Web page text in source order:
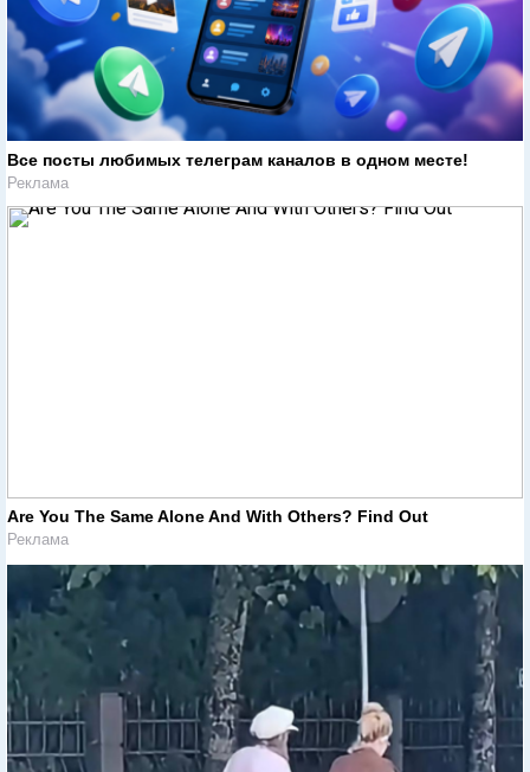
Все посты любимых телеграм каналов в одном месте!
Реклама
Are You The Same Alone And With Others? Find Out
Реклама